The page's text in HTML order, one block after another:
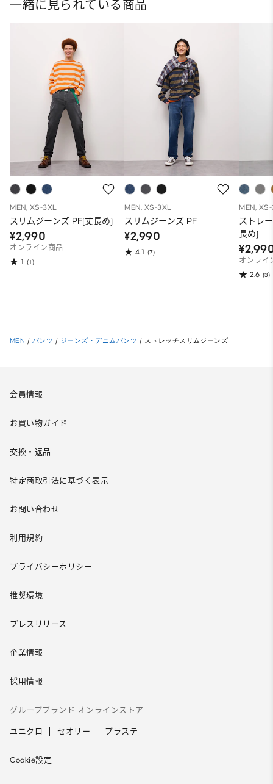
一緒に見られている商品
MEN, XS-3XL
スリムジーンズ PF(丈長め)
¥2,990
オンライン商品
1 (1)
MEN, XS-3XL
スリムジーンズ PF
¥2,990
4.1 (7)
MEN,
ストレ
長め)
オンライ
2.6 (3)
MEN / パンツ / ジーンズ・デニムパンツ / ストレッチスリムジーンズ
会員情報
お買い物ガイド
交換・返品
特定商取引法に基づく表示
お問い合わせ
利用規約
プライバシーポリシー
推奨環境
プレスリリース
企業情報
採用情報
グループブランド オンラインストア
ユニクロ セオリー プラステ
Cookie設定